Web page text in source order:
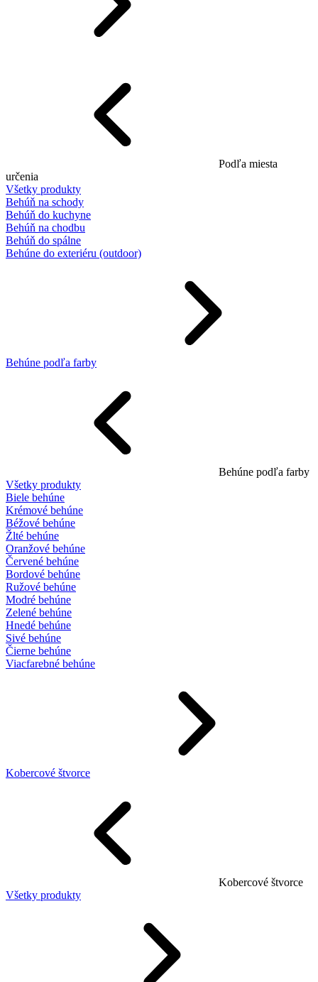
Podľa miesta
určenia
Všetky produkty
Behúň na schody
Behúň do kuchyne
Behúň na chodbu
Behúň do spálne
Behúne do exteriéru (outdoor)
Behúne podľa farby
Behúne podľa farby
Všetky produkty
Biele behúne
Krémové behúne
Béžové behúne
Žlté behúne
Oranžové behúne
Červené behúne
Bordové behúne
Ružové behúne
Modré behúne
Zelené behúne
Hnedé behúne
Sivé behúne
Čierne behúne
Viacfarebné behúne
Kobercové štvorce
Kobercové štvorce
Všetky produkty